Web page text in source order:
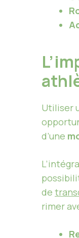
Utiliser
d’une
de
rimer